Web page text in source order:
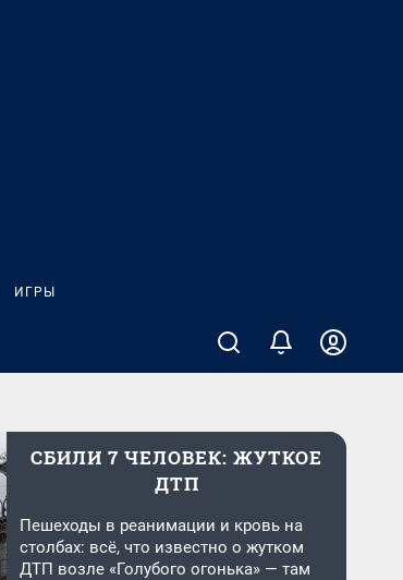
ИГРЫ
СБИЛИ 7 ЧЕЛОВЕК: ЖУТКОЕ
ДТП
Пешеходы в реанимации и кровь на
столбах: всё, что известно о жутком
ДТП возле «Голубого огонька» — там